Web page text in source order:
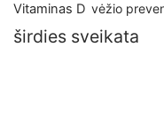
Vitaminas D vėžio
širdies sveikata